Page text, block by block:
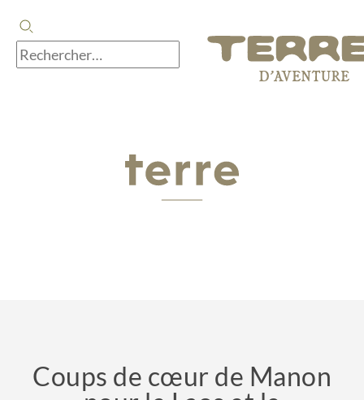
Coups de cœur de Manon